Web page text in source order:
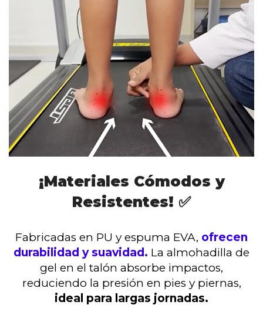
¡Materiales Cómodos y
Resistentes! ✅
Fabricadas en PU y espuma EVA, ofrecen
durabilidad y suavidad. La almohadilla de
gel en el talón absorbe impactos,
reduciendo la presión en pies y piernas,
ideal para largas jornadas.